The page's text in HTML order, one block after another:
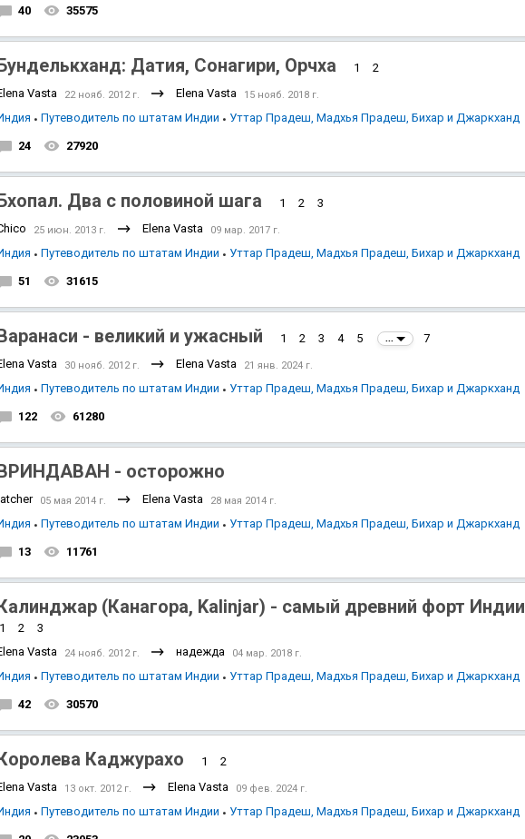
40 35575
Датия, Сонагири, Орчха 1
2
Vasta
22 нояб. 2012 г. Elena Vasta 15 нояб. 2018 г.
Путеводитель по штатам Индии Уттар Прадеш, Мадхья Прадеш, Бихар и Джаркханд
24 27920
Два с половиной шага 1 2
3
25 июн. 2013 г. Elena Vasta 09 мар. 2017 г.
Путеводитель по штатам Индии Уттар Прадеш, Мадхья Прадеш, Бихар и Джаркханд
51 31615
- великий и ужасный 1 2 3 4 5
7
Vasta
30 нояб. 2012 г. Elena Vasta 21 янв. 2024 г.
Путеводитель по штатам Индии Уттар Прадеш, Мадхья Прадеш, Бихар и Джаркханд
122 61280
- осторожно
05 мая 2014 г. Elena Vasta 28 мая 2014 г.
Путеводитель по штатам Индии Уттар Прадеш, Мадхья Прадеш, Бихар и Джаркханд
13 11761
(Канагора, Kalinjar) - самый древний форт Индии
1 2
3
Vasta
24 нояб. 2012 г. надежда 04 мар. 2018 г.
Путеводитель по штатам Индии Уттар Прадеш, Мадхья Прадеш, Бихар и Джаркханд
42 30570
Каджурахо 1
2
Vasta
13 окт. 2012 г. Elena Vasta 09 фев. 2024 г.
Путеводитель по штатам Индии Уттар Прадеш, Мадхья Прадеш, Бихар и Джаркханд